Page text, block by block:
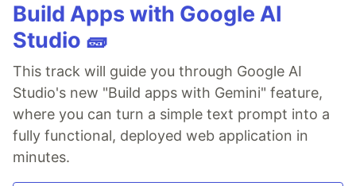
Build Apps with Google AI
Studio 🧱
This track will guide you through Google AI
Studio's new "Build apps with Gemini" feature,
where you can turn a simple text prompt into a
fully functional, deployed web application in
minutes.